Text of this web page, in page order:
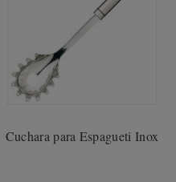
Cuchara para Espagueti Inox